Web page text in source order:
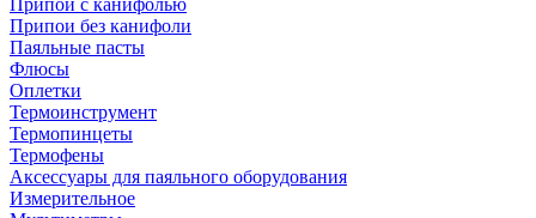
Припои с канифолью
Припои без канифоли
Паяльные пасты
Флюсы
Оплетки
Термоинструмент
Термопинцеты
Термофены
Аксессуары для паяльного оборудования
Измерительное